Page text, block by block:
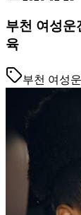
부천 여성운
육
부천 여성